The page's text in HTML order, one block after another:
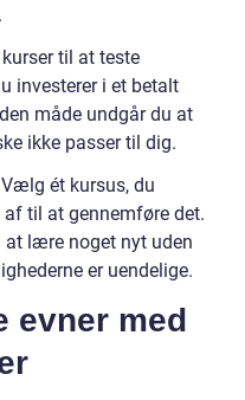
til at teste
investerer i et betalt
måde undgår du at
ikke passer til dig.
ét kursus, du
til at gennemføre det.
at lære noget nyt uden
er uendelige.
evner med